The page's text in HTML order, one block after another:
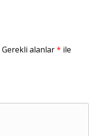
Gerekli alanlar* ile